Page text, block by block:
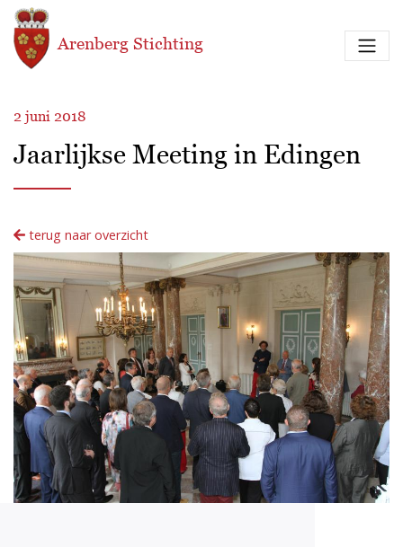
Overslaan en naar de inhoud gaan
Arenberg Stichting
2 juni 2018
Jaarlijkse Meeting in Edingen
terug naar overzicht